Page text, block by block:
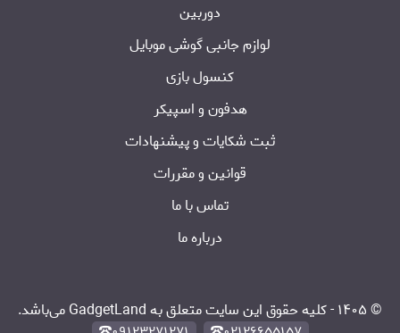
دوربین
لوازم جانبی گوشی موبایل
کنسول بازی
هدفون و اسپیکر
ثبت شکایات و پیشنهادات
قوانین و مقررات
تماس با ما
درباره ما
©۱۴۰۵-کلیه حقوق این سایت متعلق به GadgetLand می‌باشد.